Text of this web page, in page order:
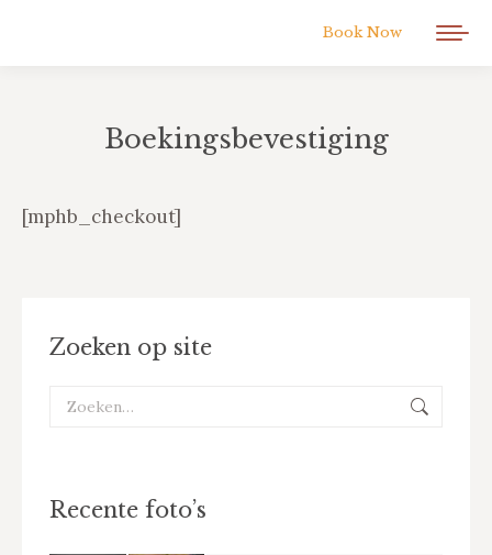
Book Now
Boekingsbevestiging
[mphb_checkout]
Zoeken op site
Zoeken:
Recente foto’s